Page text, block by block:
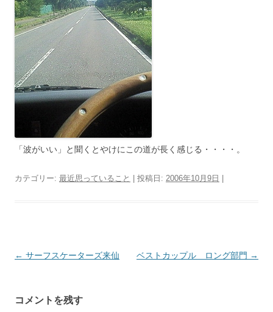
「波がいい」と聞くとやけにこの道が長く感じる・・・・。
カテゴリー: 最近思っていること | 投稿日: 2006年10月9日
投
ビ
← サーフスケーターズ来仙 ベストカップル ロング部門 →
コメントを残す